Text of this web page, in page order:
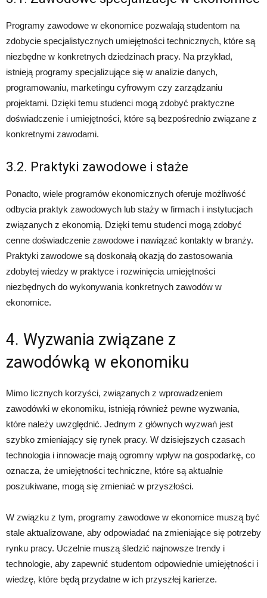
Programy zawodowe w ekonomice pozwalają studentom na
zdobycie specjalistycznych umiejętności technicznych, które są
niezbędne w konkretnych dziedzinach pracy. Na przykład,
istnieją programy specjalizujące się w analizie danych,
programowaniu, marketingu cyfrowym czy zarządzaniu
projektami. Dzięki temu studenci mogą zdobyć praktyczne
doświadczenie i umiejętności, które są bezpośrednio związane z
konkretnymi zawodami.
3.2. Praktyki zawodowe i staże
Ponadto, wiele programów ekonomicznych oferuje możliwość
odbycia praktyk zawodowych lub staży w firmach i instytucjach
związanych z ekonomią. Dzięki temu studenci mogą zdobyć
cenne doświadczenie zawodowe i nawiązać kontakty w branży.
Praktyki zawodowe są doskonałą okazją do zastosowania
zdobytej wiedzy w praktyce i rozwinięcia umiejętności
niezbędnych do wykonywania konkretnych zawodów w
ekonomice.
4. Wyzwania związane z
zawodówką w ekonomiku
Mimo licznych korzyści, związanych z wprowadzeniem
zawodówki w ekonomiku, istnieją również pewne wyzwania,
które należy uwzględnić. Jednym z głównych wyzwań jest
szybko zmieniający się rynek pracy. W dzisiejszych czasach
technologia i innowacje mają ogromny wpływ na gospodarkę, co
oznacza, że umiejętności techniczne, które są aktualnie
poszukiwane, mogą się zmieniać w przyszłości.
W związku z tym, programy zawodowe w ekonomice muszą być
stale aktualizowane, aby odpowiadać na zmieniające się potrzeby
rynku pracy. Uczelnie muszą śledzić najnowsze trendy i
technologie, aby zapewnić studentom odpowiednie umiejętności i
wiedzę, które będą przydatne w ich przyszłej karierze.